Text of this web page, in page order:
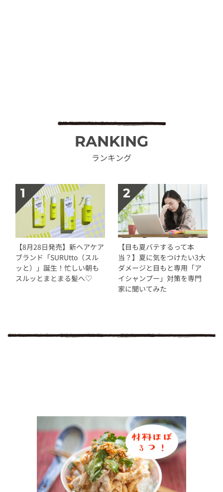
RANKING
ランキング
【8月28日発売】新ヘアケア
ブランド「SURUtto（スル
ッと）」誕生！忙しい朝も
スルッとまとまる髪へ♡
【目も夏バテするって本
当？】夏に気をつけたい3大
ダメージと目もと専用「ア
イシャンプー」対策を専門
家に聞いてみた